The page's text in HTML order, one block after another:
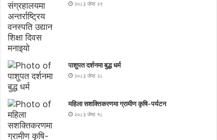
२०८३ जेष्ठ २९
पाशुपत दर्शनमा बुद्ध धर्म​
२०८३ जेष्ठ २८
महिला सशक्तिकरणमा ग्रामीण कृषि-पर्यटन
२०८३ जेष्ठ १८